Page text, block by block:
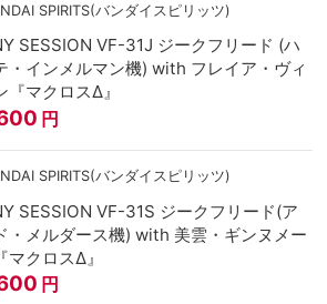
SPIRITS(バンダイスピリッツ)
SESSION VF-31J ジークフリード (ハ
・インメルマン機) with フレイア・ヴィ
『マクロスΔ』
円
SPIRITS(バンダイスピリッツ)
SESSION VF-31S ジークフリード(ア
・メルダース機) with 美雲・ギンヌメー
マクロスΔ』
円